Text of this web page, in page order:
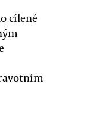
cílené